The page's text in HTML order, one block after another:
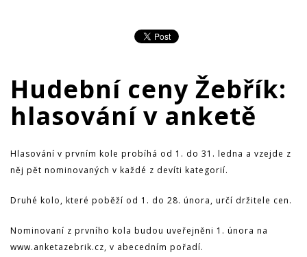
Hudební ceny Žebřík:
hlasování v anketě
Hlasování v prvním kole probíhá od 1. do 31. ledna a vzejde z
něj pět nominovaných v každé z devíti kategorií.
Druhé kolo, které poběží od 1. do 28. února, určí držitele cen.
Nominovaní z prvního kola budou uveřejněni 1. února na
www.anketazebrik.cz, v abecedním pořadí.